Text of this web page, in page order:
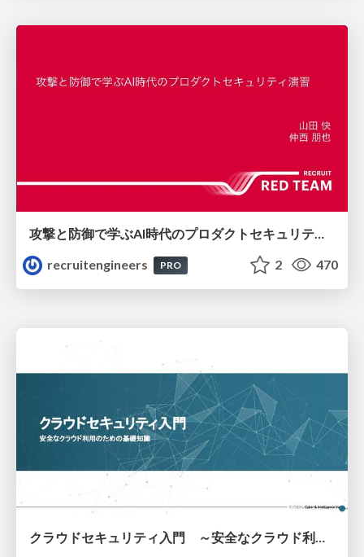
攻撃と防御で学ぶAI時代のプロダクトセキュリティ演習
recruitengineers
PRO 2 470